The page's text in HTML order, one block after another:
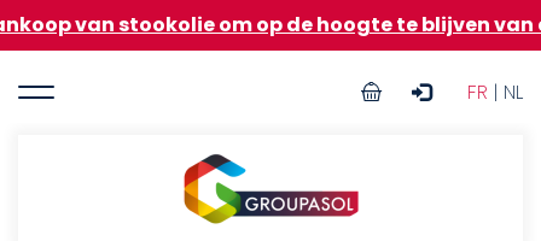
Overslaan
en
de
stookolie om op de hoogte te blijven van de
FR | NL
User
Groupasol